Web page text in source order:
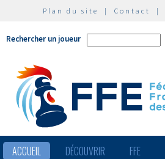
Plan du site | Contact |
Rechercher un joueur
ACCUEIL DÉCOUVRIR FFE